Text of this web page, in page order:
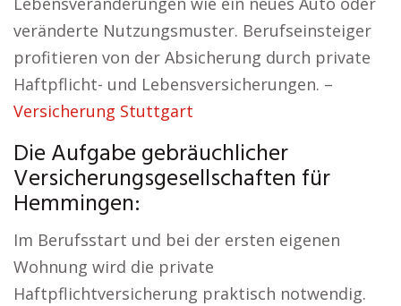
veränderte Nutzungsmuster. Berufseinsteiger
profitieren von der Absicherung durch private
Haftpflicht- und Lebensversicherungen. –
Versicherung Stuttgart
Die Aufgabe gebräuchlicher
Versicherungsgesellschaften für
Hemmingen:
Im Berufsstart und bei der ersten eigenen
Wohnung wird die private
Haftpflichtversicherung praktisch notwendig.